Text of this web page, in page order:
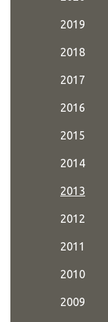
2019
2018
2017
2016
2015
2014
2013
2012
2011
2010
2009